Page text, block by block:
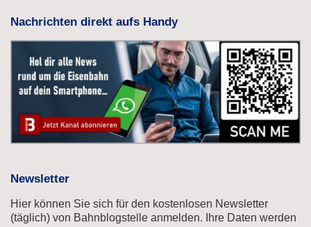
Nachrichten direkt aufs Handy
Newsletter
Hier können Sie sich für den kostenlosen Newsletter
(täglich) von Bahnblogstelle anmelden. Ihre Daten werden